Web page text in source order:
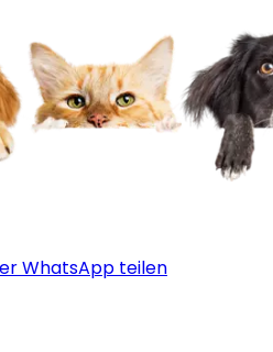
WhatsApp teilen